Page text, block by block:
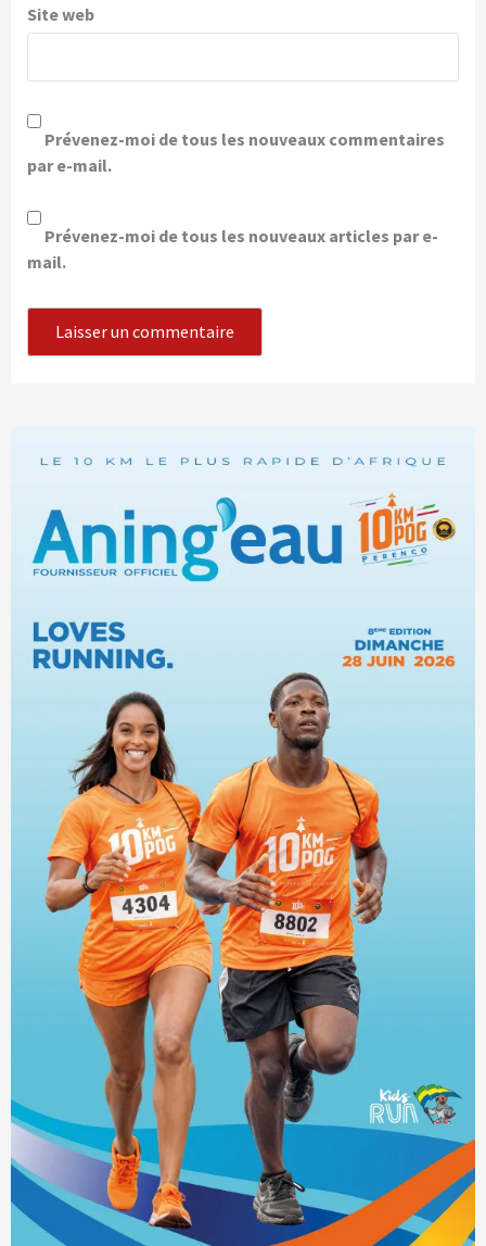
Site web
Prévenez-moi de tous les nouveaux commentaires
par e-mail.
Prévenez-moi de tous les nouveaux articles par e-
mail.